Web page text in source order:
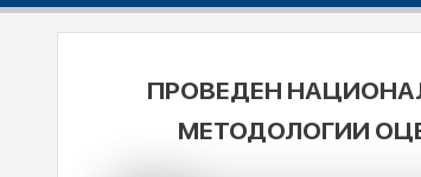
ПРОВЕДЕН
МЕТОДОЛОГИИ